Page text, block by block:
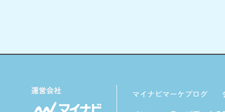
マイナビマーケブログ